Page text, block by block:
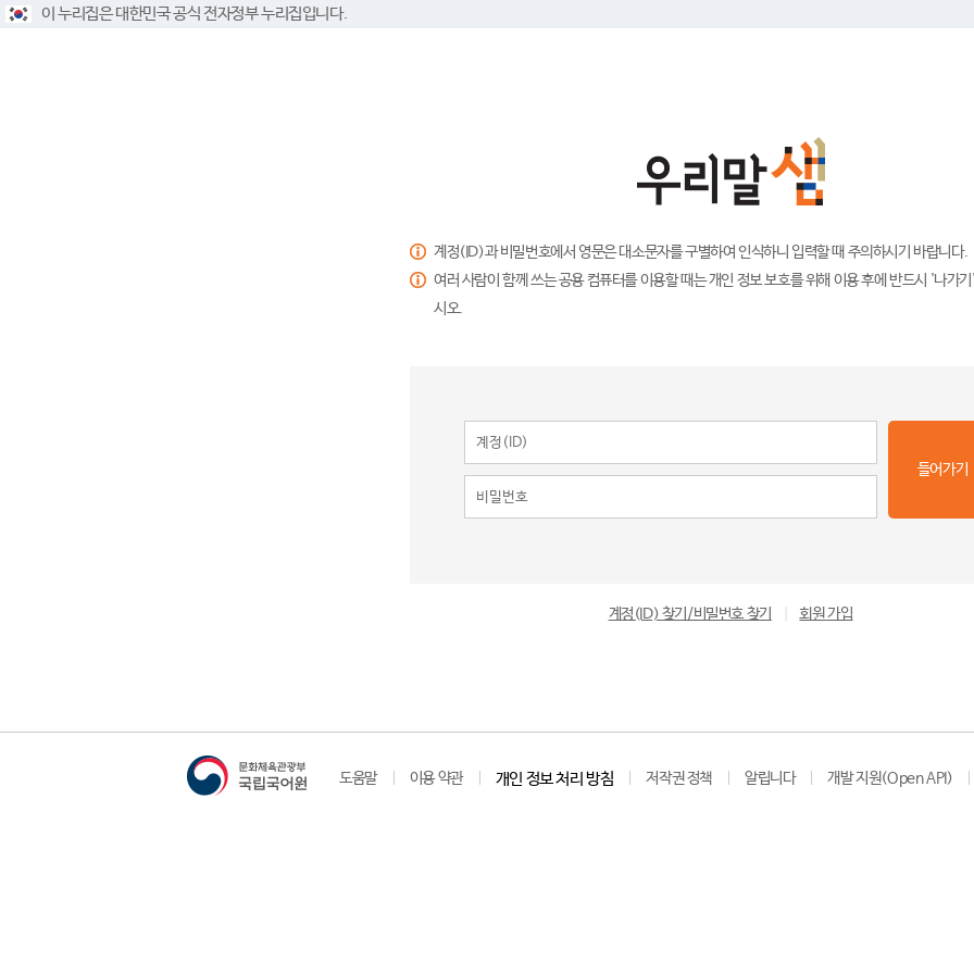
이 누리집은 대한민국 공식 전자정부 누리집입니다.
계정(ID)과 비밀번호에서 영문은 대소문자를 구별하여 인식하니 입력할 때 주의하시기 바랍니다.
여러 사람이 함께 쓰는 공용 컴퓨터를 이용할 때는 개인 정보 보호를 위해 이용 후에 반드시 '나가
시오.
들어가기
계정(ID) 찾기/비밀번호 찾기 회원 가입
도움말 이용 약관 개인 정보 처리 방침 저작권 정책 알립니다 개발 지원(Open API)